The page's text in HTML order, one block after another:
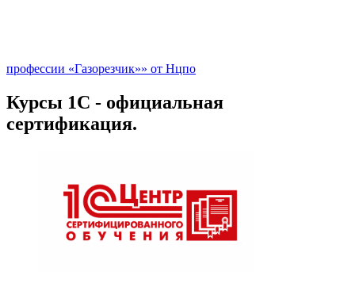
профессии «Газорезчик»» от Нцпо
Курсы 1С - официальная
сертификация.